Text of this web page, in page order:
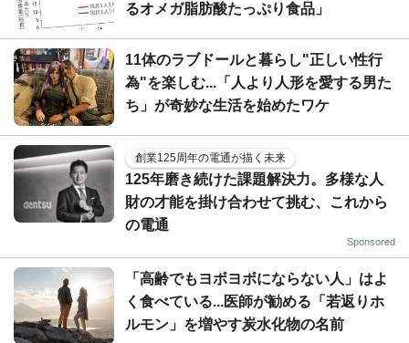
るオメガ脂肪酸たっぷり食品」
11体のラブドールと暮らし"正しい性行
為"を楽しむ...「人より人形を愛する男た
ち」が奇妙な生活を始めたワケ
創業125周年の電通が描く未来
125年磨き続けた課題解決力。多様な人
財の才能を掛け合わせて挑む、これから
の電通
Sponsored
「高齢でもヨボヨボにならない人」はよ
く食べている...医師が勧める「若返りホ
ルモン」を増やす炭水化物の名前